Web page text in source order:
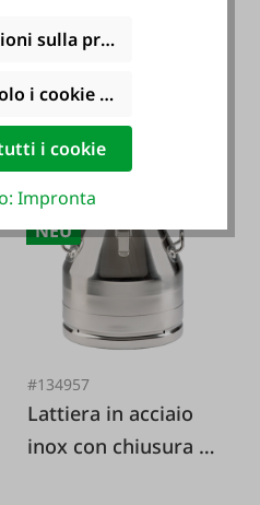
NEU
#134957
Lattiera in acciaio
inox con chiusura a
sulla privacy
i cookie funzionali
i cookie
Impronta